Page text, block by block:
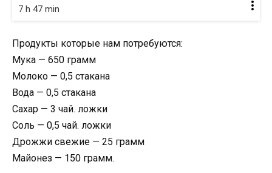
7 h 47 min
Продукты которые нам потребуются:
Мука — 650 грамм
Молоко — 0,5 стакана
Вода — 0,5 стакана
Сахар — 3 чай. ложки
Соль — 0,5 чай. ложки
Дрожжи свежие — 25 грамм
Майонез — 150 грамм.